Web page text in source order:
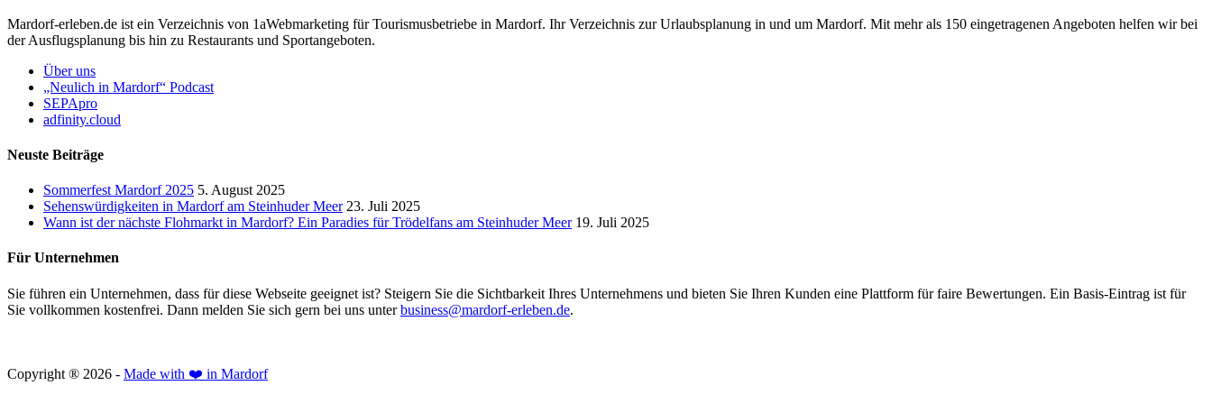
Mardorf-erleben.de ist ein Verzeichnis von 1aWebmarketing für Tourismusbetriebe in Mardorf. Ihr Verzeichnis zur Urlaubsplanung in und um Mardorf. Mit mehr als 150 eingetragenen Angeboten helfen wir bei
der Ausflugsplanung bis hin zu Restaurants und Sportangeboten.
Über uns
„Neulich in Mardorf“ Podcast
SEPApro
adfinity.cloud
Neuste Beiträge
Sommerfest Mardorf 2025 5. August 2025
Sehenswürdigkeiten in Mardorf am Steinhuder Meer 23. Juli 2025
Wann ist der nächste Flohmarkt in Mardorf? Ein Paradies für Trödelfans am Steinhuder Meer 19. Juli 2025
Für Unternehmen
Sie führen ein Unternehmen, dass für diese Webseite geeignet ist? Steigern Sie die Sichtbarkeit Ihres Unternehmens und bieten Sie Ihren Kunden eine Plattform für faire Bewertungen. Ein Basis-Eintrag ist für
Sie vollkommen kostenfrei. Dann melden Sie sich gern bei uns unterbusiness@mardorf-erleben.de.
Copyright ® 2026 - Made with ❤️ in Mardorf